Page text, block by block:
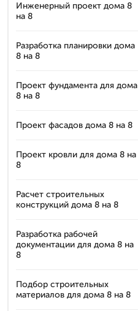
Инженерный проект дома 8
на 8
Разработка планировки дома
8 на 8
Проект фундамента для дома
8 на 8
Проект фасадов дома 8 на 8
Проект кровли для дома 8 на
8
Расчет строительных
конструкций дома 8 на 8
Разработка рабочей
документации для дома 8 на
8
Подбор строительных
материалов для дома 8 на 8